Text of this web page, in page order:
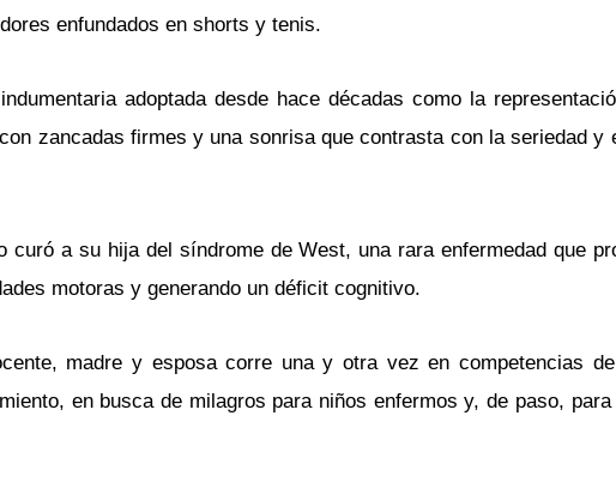
enfundados en shorts y tenis.
adoptada desde hace décadas como la
zancadas firmes y una sonrisa que contrasta con la seriedad y
curó a su hija del síndrome de West, una rara enfermedad que
motoras y generando un déficit cognitivo.
madre y esposa corre una y otra vez en competencias
en busca de milagros para niños enfermos y, de paso,